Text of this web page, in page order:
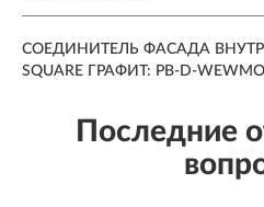
СОЕДИНИТЕЛЬ ФАСАДА
SQUARE ГРАФИТ: PB-D-
Последние